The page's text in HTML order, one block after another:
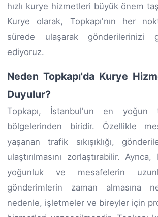
hızlı kurye hizmetleri büyük önem
Kurye olarak, Topkapı'nın her
sürede ulaşarak gönderilerinizi
ediyoruz.
Neden Topkapı'da Kurye
Duyulur?
Topkapı, İstanbul'un en yoğun
bölgelerinden biridir. Özellikle
yaşanan trafik sıkışıklığı,
ulaştırılmasını zorlaştırabilir.
yoğunluk ve mesafelerin
gönderimlerin zaman almasına
nedenle, işletmeler ve bireyler için